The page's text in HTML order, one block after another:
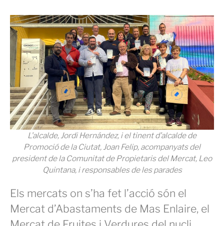
L’alcalde, Jordi Hernández, i el tinent d’alcalde de
Promoció de la Ciutat, Joan Felip, acompanyats del
president de la Comunitat de Propietaris del Mercat, Leo
Quintana, i responsables de les parades
Els mercats on s’ha fet l’acció són el
Mercat d’Abastaments de Mas Enlaire, el